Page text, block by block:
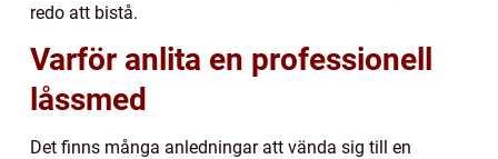
redo att bistå.
Varför anlita en professionell
låssmed
Det finns många anledningar att vända sig till en